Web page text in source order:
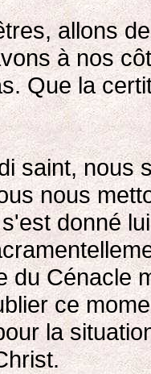
allons
à nos
Que la
saint, nous
nous
donné
du Cénacle
ce
la